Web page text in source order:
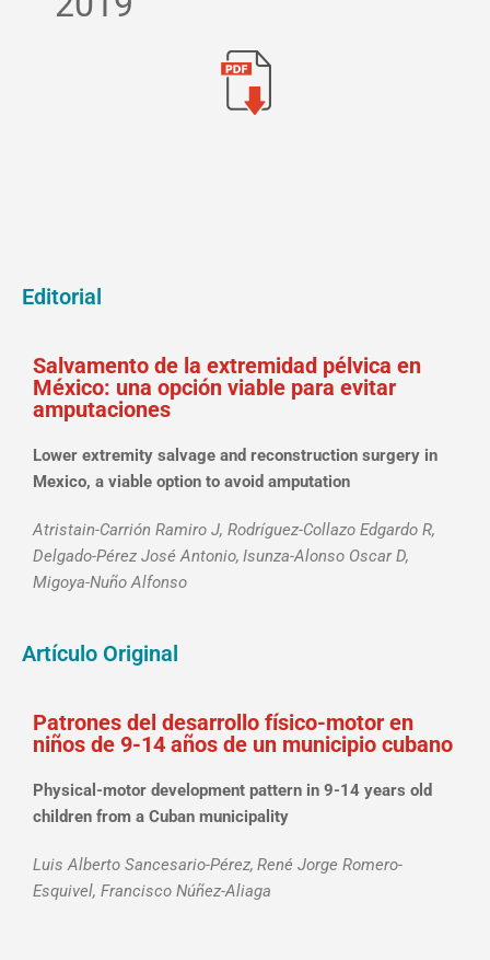
Editorial
Salvamento de la extremidad pélvica en
México: una opción viable para evitar
amputaciones
Lower extremity salvage and reconstruction surgery in
Mexico, a viable option to avoid amputation
Atristain-Carrión Ramiro J, Rodríguez-Collazo Edgardo R,
Delgado-Pérez José Antonio, Isunza-Alonso Oscar D,
Migoya-Nuño Alfonso
Artículo Original
Patrones del desarrollo físico-motor en
niños de 9-14 años de un municipio cubano
Physical-motor development pattern in 9-14 years old
children from a Cuban municipality
Luis Alberto Sancesario-Pérez, René Jorge Romero-
Esquivel, Francisco Núñez-Aliaga